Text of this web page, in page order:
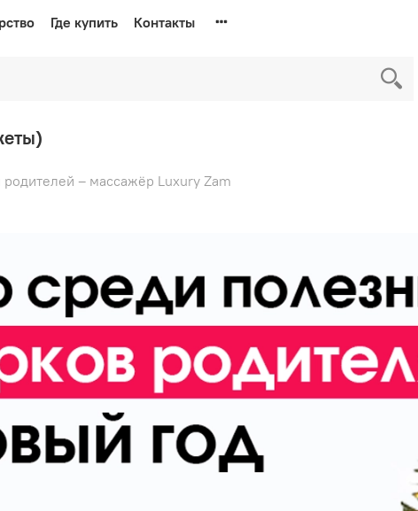
Где купить Контакты
– массажёр Luxury Zam